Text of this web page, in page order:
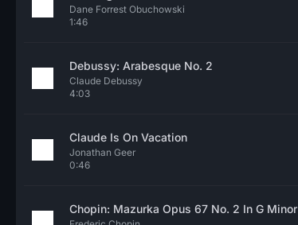
Dane Forrest Obuchowski
1:46
Debussy: Arabesque No. 2
Claude Debussy
4:03
Claude Is On Vacation
Jonathan Geer
0:46
Chopin: Mazurka Opus 67 No. 2 In G Minor